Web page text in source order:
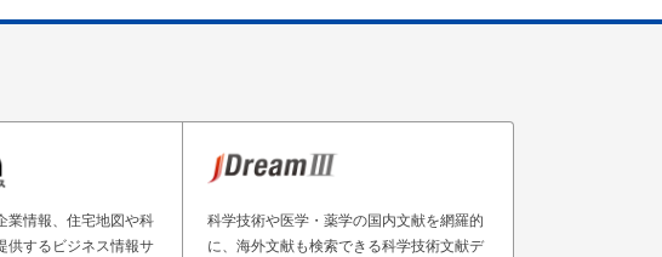
業情報、住宅地図や科
供するビジネス情報サ
科学技術や医学・薬学の国内文献を網羅的
に、海外文献も検索できる科学技術文献デ